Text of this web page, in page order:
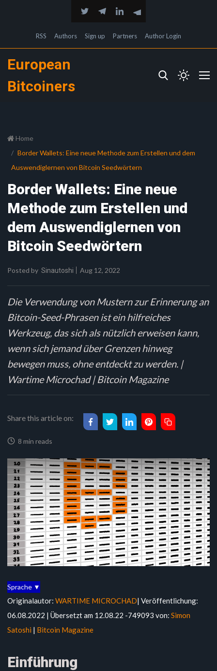
RSS Authors Sign up Partners Author Login
European
Bitcoiners
Home
Border Wallets: Eine neue Methode zum Erstellen und dem
Auswendiglernen von Bitcoin Seedwörtern
Border Wallets: Eine neue
Methode zum Erstellen und
dem Auswendiglernen von
Bitcoin Seedwörtern
Posted by Sinautoshi Aug 12, 2022
Die Verwendung von Mustern zur Erinnerung an
Bitcoin-Seed-Phrasen ist ein hilfreiches
Werkzeug, das sich als nützlich erweisen kann,
wenn sich jemand über Grenzen hinweg
bewegen muss, ohne entdeckt zu werden. |
Wartime Microchad | Bitcoin Magazine
Share this article on:
8 min reads
Sprache ▼
Originalautor: WARTIME MICROCHAD| Veröffentlichung:
06.08.2022 | Übersetzt am 12.08.22 -749093 von: Simon
Satoshi | Bitcoin Magazine
Einführung